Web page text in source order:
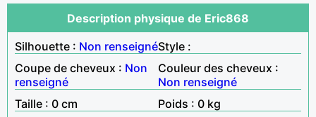
Description physique de Eric868
Silhouette : Non renseignéStyle :
Coupe de cheveux : Non
renseigné
Couleur des cheveux :
Non renseigné
Taille : 0 cm
Poids : 0 kg